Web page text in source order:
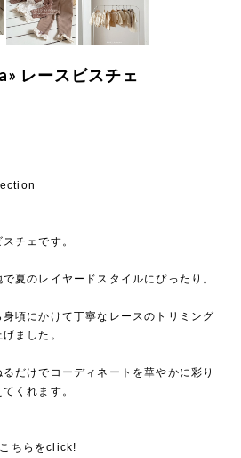
レースビスチェ
チェです。
夏のレイヤードスタイルにぴったり。
頃にかけて丁寧なレースのトリミング
ました。
だけでコーディネートを華やかに彩り
くれます。
ちらをclick!